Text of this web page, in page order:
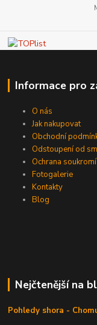
Informace pro
O nás
Jak nakupovat
Obchodní
Odstoupení od
Ochrana soukromí
Fotogalerie
Kontakty
Blog
Nejčtenější na
Pohledy shora -